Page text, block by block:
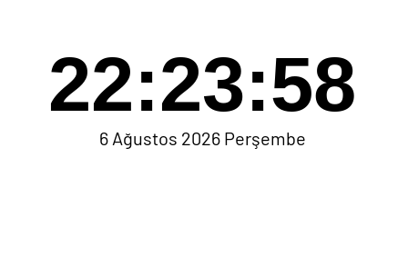
22:23:58
6 Ağustos 2026 Perşembe